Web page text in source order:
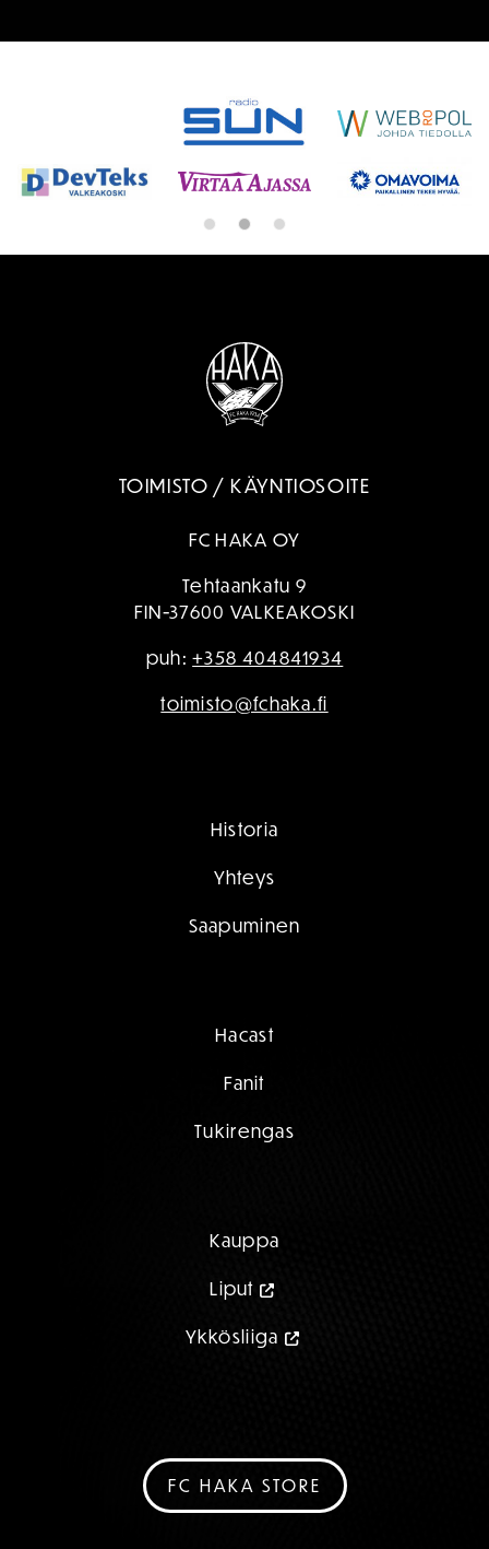
TOIMISTO / KÄYNTIOSOITE
FC HAKA OY
Tehtaankatu 9
FIN-37600 VALKEAKOSKI
puh:+358 404841934
toimisto@fchaka.fi
Historia
Yhteys
Saapuminen
Hacast
Fanit
Tukirengas
Kauppa
Liput
Ykkösliiga
FC HAKA STORE